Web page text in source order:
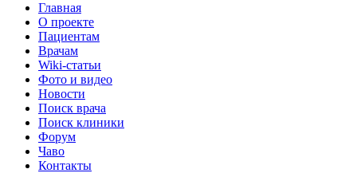
Главная
О проекте
Пациентам
Врачам
Wiki-статьи
Фото и видео
Новости
Поиск врача
Поиск клиники
Форум
Чаво
Контакты